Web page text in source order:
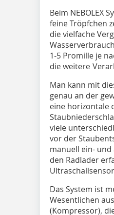
Beim NEBOLEX
feine Tröpfchen
die vielfache
1-5 Promille je
die weitere
Man kann mit
genau an der
eine horizontale
viele
vor der
manuell ein-
den Radlader
Das System ist
Wesentlichen
(Kompressor),